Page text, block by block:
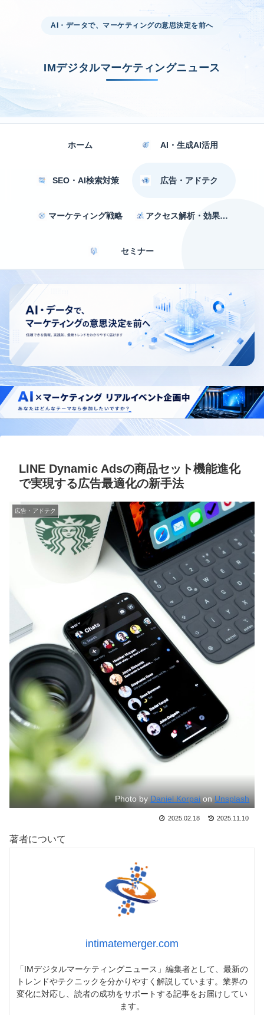
AI・データで、マーケティングの意思決定を前へ
IMデジタルマーケティングニュース
ホーム AI・生成AI活用
SEO・AI検索対策 広告・アドテク
マーケティング戦略 アクセス解析・効果測定
セミナー
LINE Dynamic Adsの商品セット機能進化
で実現する広告最適化の新手法
広告・アドテク
Photo byDaniel KorpaionUnsplash
2025.02.18 2025.11.10
著者について
intimatemerger.com
「IMデジタルマーケティングニュース」編集者として、最新の
トレンドやテクニックを分かりやすく解説しています。業界の
変化に対応し、読者の成功をサポートする記事をお届けしてい
ます。